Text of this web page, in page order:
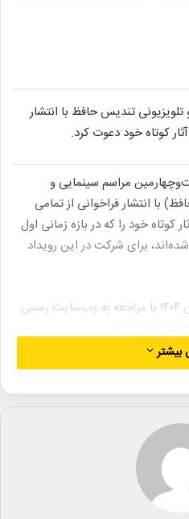
تندیس حافظ با انتشار
کوتاه خود دعوت کرد.
مراسم سینمایی و
با انتشار فراخوانی از تمامی
کوتاه خود را که در بازه زمانی اول
سی‌ام مهر ۱۴۰۴ تولید شده‌اند، برای شرکت در این رویداد
متقاضیان می‌توانند از ۱۸ تا ۳۰ آبان ۱۴۰۴ با مراجعه به وب‌سایت رسمی
لینک زیر تکمیل و ارسال نمایند:
https://
ثبت‌نام وجود نخواهد داشت.
این بخش به فیلم‌های کوتاه کمتر از ۳۰ دقیقه اختصاص دارد و هر
است.
بیشتر